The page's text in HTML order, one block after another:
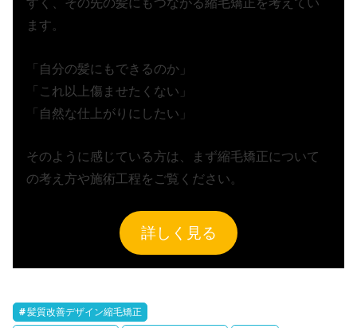
ます。
「自分の髪にもできるのか」
「これ以上傷ませたくない」
「自然な仕上がりにしたい」
そのように感じている方は、まず縮毛矯正について
の考え方や施術工程をご覧ください。
詳しく見る
髪質改善デザイン縮毛矯正